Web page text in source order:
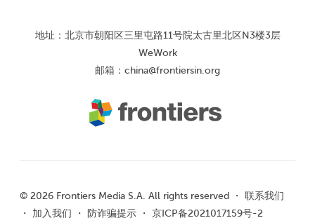
地址：北京市朝阳区三里屯路11号院太古里北区N3楼3层
WeWork
邮箱： china@frontiersin.org
© 2026 Frontiers Media S.A. All rights reserved ・ 联系我们
・ 加入我们 ・ 防诈骗提示 ・ 京ICP备2021017159号-2